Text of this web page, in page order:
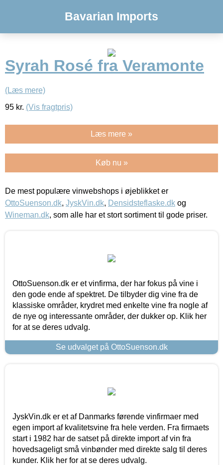
Bavarian Imports
Syrah Rosé fra Veramonte
(Læs mere)
95 kr. (Vis fragtpris)
Læs mere »
Køb nu »
De mest populære vinwebshops i øjeblikket er
OttoSuenson.dk, JyskVin.dk, Densidsteflaske.dk og
Wineman.dk, som alle har et stort sortiment til gode priser.
OttoSuenson.dk er et vinfirma, der har fokus på vine i
den gode ende af spektret. De tilbyder dig vine fra de
klassiske områder, krydret med enkelte vine fra nogle af
de nye og interessante områder, der dukker op. Klik her
for at se deres udvalg.
Se udvalget på OttoSuenson.dk
JyskVin.dk er et af Danmarks førende vinfirmaer med
egen import af kvalitetsvine fra hele verden. Fra firmaets
start i 1982 har de satset på direkte import af vin fra
hovedsageligt små vinbønder med direkte salg til deres
kunder. Klik her for at se deres udvalg.